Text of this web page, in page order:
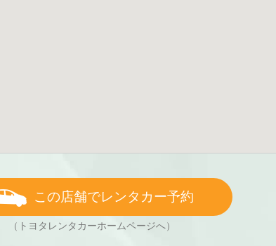
この店舗でレンタカー予約
（トヨタレンタカーホームページへ）